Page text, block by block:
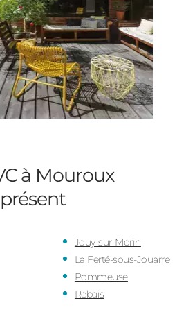
à Mouroux
Jouy-sur-Morin
La Ferté-sous-Jouarre
Pommeuse
Rebais